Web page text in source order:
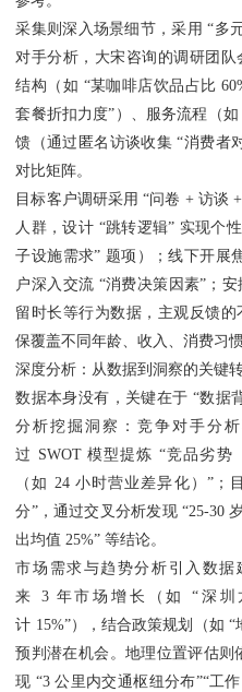
采集则深入场景细节，采用 “多
对手分析，大宋咨询的调研团
结构（如 “某咖啡店饮品占比
套餐折扣力度”）、服务流程（
馈（通过匿名访谈收集 “消费者
对比矩阵。
目标客户调研采用 “问卷 + 访谈
人群，设计 “跳转逻辑” 实现个
子设施需求” 题项）；线下开展
户深入交流 “消费决策因素”；
留时长等行为数据，主观反馈
保覆盖不同年龄、收入、消费习
深度分析：从数据到洞察的关键
数据本身没有，关键在于 “数据
分析挖掘洞察：竞争对手分
过 SWOT 模型提炼 “竞品劣势
（如 24 小时营业差异化）”
分”，通过交叉分析发现 “25-30
出均值 25%” 等结论。
市场需求与趋势分析引入数
来 3 年市场增长（如 “深
计 15%”），结合政策规划（如 “
预判潜在机会。地理位置评估则
现 “3 公里内交通枢纽分布”“工